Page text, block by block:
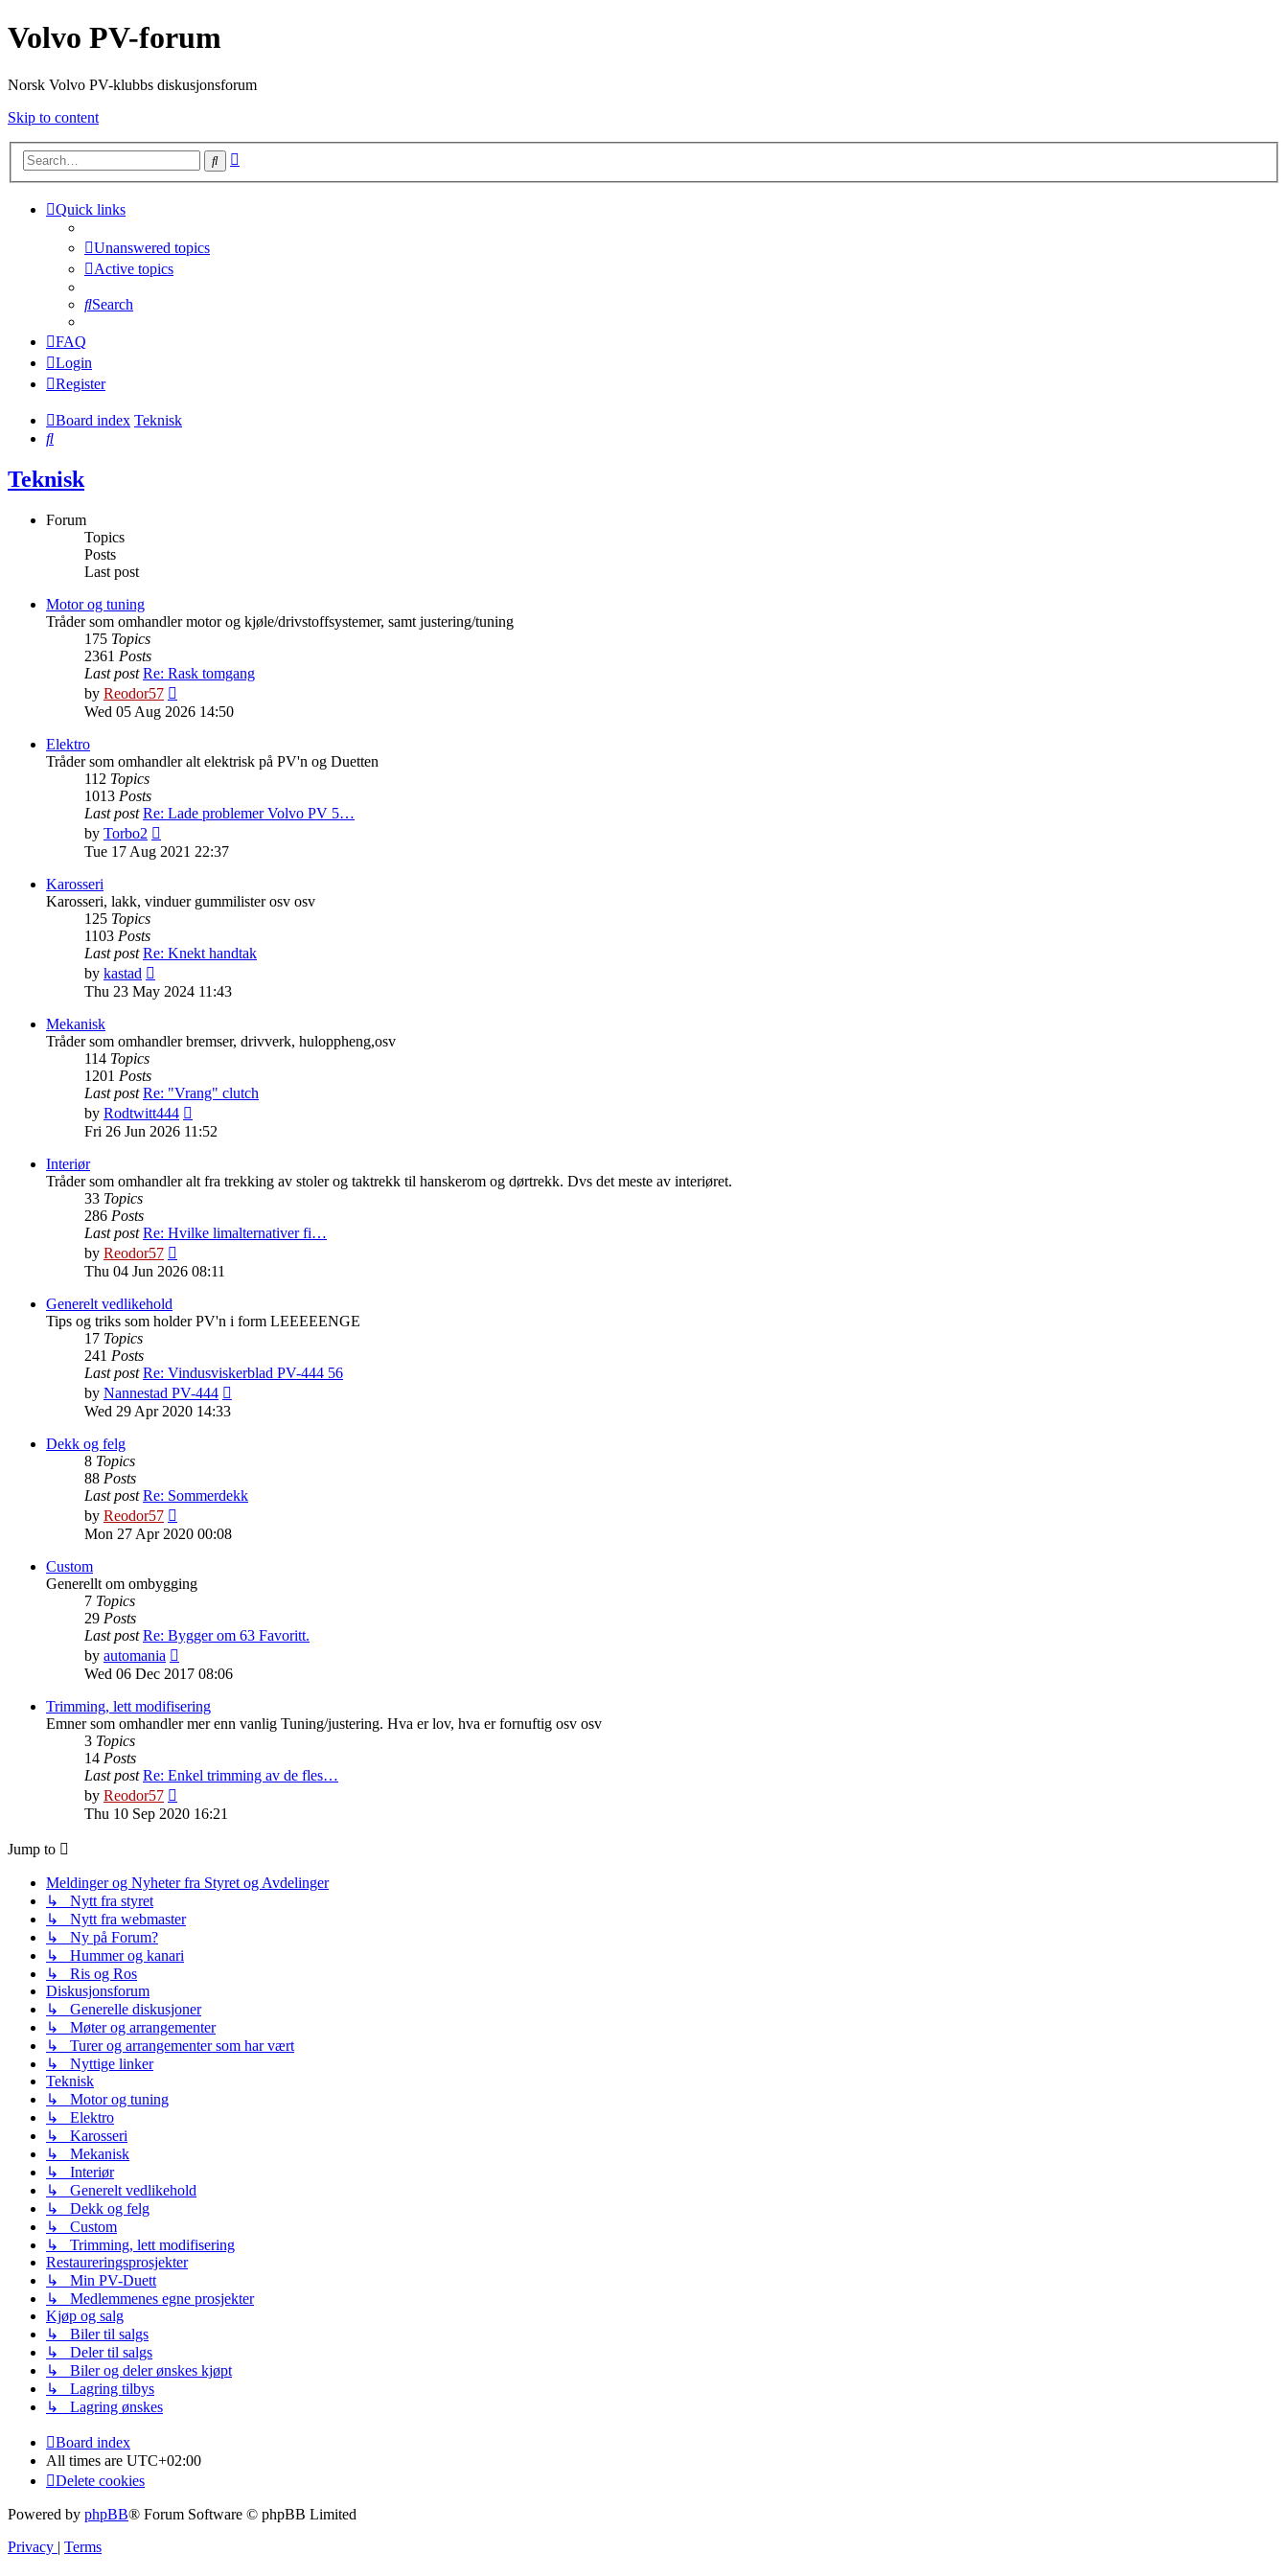
Volvo PV-forum
Norsk Volvo PV-klubbs diskusjonsforum
Skip to content
Search
Quick links
Unanswered topics
Active topics
Search
FAQ
Login
Register
Board index Teknisk
Search
Teknisk
Forum
Topics
Posts
Last post
Motor og tuning
Tråder som omhandler motor og kjøle/drivstoffsystemer, samt justering/tuning
175 Topics
2361 Posts
Last post Re: Rask tomgang
by Reodor57
the
Wed 05 Aug 2026 14:50
Elektro
Tråder som omhandler alt elektrisk på PV'n og Duetten
112 Topics
1013 Posts
Last post Re: Lade problemer Volvo PV 5…
by Torbo2
the
Tue 17 Aug 2021 22:37
Karosseri
Karosseri, lakk, vinduer gummilister osv osv
125 Topics
1103 Posts
Last post Re: Knekt handtak
by kastad
the
latest
Thu 23 May 2024 11:43
Mekanisk
Tråder som omhandler bremser, drivverk, huloppheng,osv
114 Topics
1201 Posts
Last post Re: "Vrang" clutch
by Rodtwitt444
the
Fri 26 Jun 2026 11:52
Interiør
Tråder som omhandler alt fra trekking av stoler og taktrekk til hanskerom og dørtrekk. Dvs det meste av interiøret.
33 Topics
286 Posts
Last post Re: Hvilke limalternativer fi…
by Reodor57
the
Thu 04 Jun 2026 08:11
Generelt vedlikehold
Tips og triks som holder PV'n i form LEEEEENGE
17 Topics
241 Posts
Last post Re: Vindusviskerblad PV-444 56
by Nannestad PV-444
Wed 29 Apr 2020 14:33
Dekk og felg
8 Topics
88 Posts
Last post Re: Sommerdekk
by Reodor57
the
Mon 27 Apr 2020 00:08
Custom
Generellt om ombygging
7 Topics
29 Posts
Last post Re: Bygger om 63 Favoritt.
by automania
the
post
Wed 06 Dec 2017 08:06
Trimming, lett modifisering
Emner som omhandler mer enn vanlig Tuning/justering. Hva er lov, hva er fornuftig osv osv
3 Topics
14 Posts
Last post Re: Enkel trimming av de fles…
by Reodor57
the
Thu 10 Sep 2020 16:21
Jump to
Meldinger og Nyheter fra Styret og Avdelinger
↳ Nytt fra styret
↳ Nytt fra webmaster
↳ Ny på Forum?
↳ Hummer og kanari
↳ Ris og Ros
Diskusjonsforum
↳ Generelle diskusjoner
↳ Møter og arrangementer
↳ Turer og arrangementer som har vært
↳ Nyttige linker
Teknisk
↳ Motor og tuning
↳ Elektro
↳ Karosseri
↳ Mekanisk
↳ Interiør
↳ Generelt vedlikehold
↳ Dekk og felg
↳ Custom
↳ Trimming, lett modifisering
Restaureringsprosjekter
↳ Min PV-Duett
↳ Medlemmenes egne prosjekter
Kjøp og salg
↳ Biler til salgs
↳ Deler til salgs
↳ Biler og deler ønskes kjøpt
↳ Lagring tilbys
↳ Lagring ønskes
Board index
All times are UTC+02:00
Delete cookies
Powered by phpBB® Forum Software © phpBB Limited
Privacy | Terms